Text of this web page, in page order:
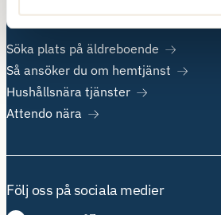
Populära sidor
Söka plats på äldreboende
Så ansöker du om hemtjänst
Hushållsnära tjänster
Attendo nära
Följ oss på sociala medier